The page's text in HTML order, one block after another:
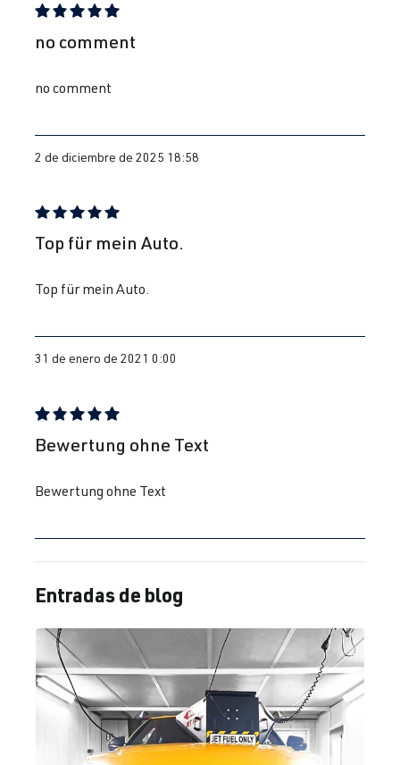
Reseña con calificación de 5 de 5 estrellas
no comment
no comment
2 de diciembre de 2025 18:58
Reseña con calificación de 5 de 5 estrellas
Top für mein Auto.
Top für mein Auto.
31 de enero de 2021 0:00
Reseña con calificación de 5 de 5 estrellas
Bewertung ohne Text
Bewertung ohne Text
Entradas de blog